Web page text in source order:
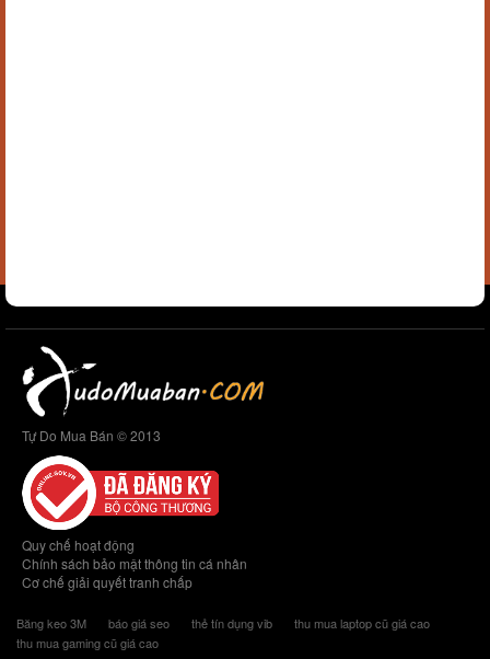
Tự Do Mua Bán © 2013
Quy chế hoạt động
Chính sách bảo mật thông tin cá nhân
Cơ chế giải quyết tranh chấp
Băng keo 3M báo giá seo thẻ tín dụng vib
thu mua laptop cũ giá cao
thu mua gaming cũ giá cao